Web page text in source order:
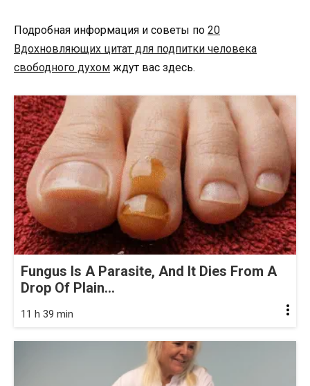
Подробная информация и советы по 20
Вдохновляющих цитат для подпитки человека
свободного духом ждут вас здесь.
Fungus Is A Parasite, And It Dies From A
Drop Of Plain...
11 h 39 min